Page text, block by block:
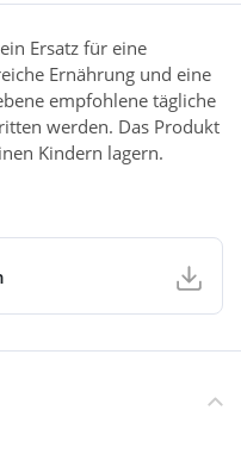
Ersatz für eine
Ernährung und eine
empfohlene tägliche
werden. Das Produkt
Kindern lagern.